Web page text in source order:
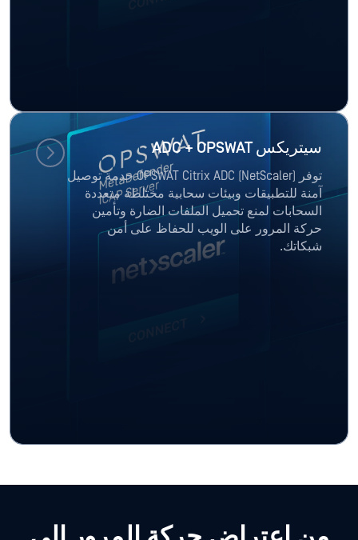
سيتريكس ADC + OPSWAT
توفر OPSWAT Citrix ADC (NetScaler) خدمة توصيل
آمنة للتطبيقات وبيئات سحابية مختلطة متعددة
السحابات لمنع تحميل الملفات الضارة وتأمين
حركة المرور على الويب للحفاظ على أمن
شبكاتك.